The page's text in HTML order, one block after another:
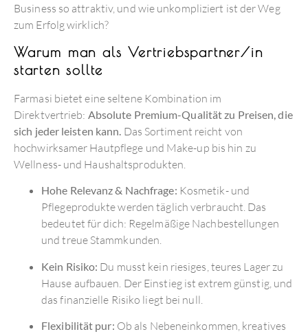
Business so attraktiv, und wie unkompliziert ist der Weg
zum Erfolg wirklich?
Warum man als Vertriebspartner/in
starten sollte
Farmasi bietet eine seltene Kombination im
Direktvertrieb: Absolute Premium-Qualität zu Preisen, die
sich jeder leisten kann. Das Sortiment reicht von
hochwirksamer Hautpflege und Make-up bis hin zu
Wellness- und Haushaltsprodukten.
Hohe Relevanz & Nachfrage: Kosmetik- und
Pflegeprodukte werden täglich verbraucht. Das
bedeutet für dich: Regelmäßige Nachbestellungen
und treue Stammkunden.
Kein Risiko: Du musst kein riesiges, teures Lager zu
Hause aufbauen. Der Einstieg ist extrem günstig, und
das finanzielle Risiko liegt bei null.
Flexibilität pur: Ob als Nebeneinkommen, kreatives